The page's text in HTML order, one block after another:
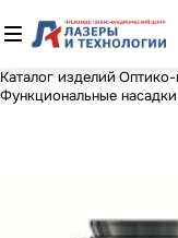
Каталог изделий Оптико-
Функциональные